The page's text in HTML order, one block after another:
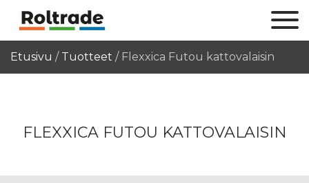
Etusivu / Tuotteet / Flexxica Futou kattovalaisin
FLEXXICA FUTOU KATTOVALAISIN